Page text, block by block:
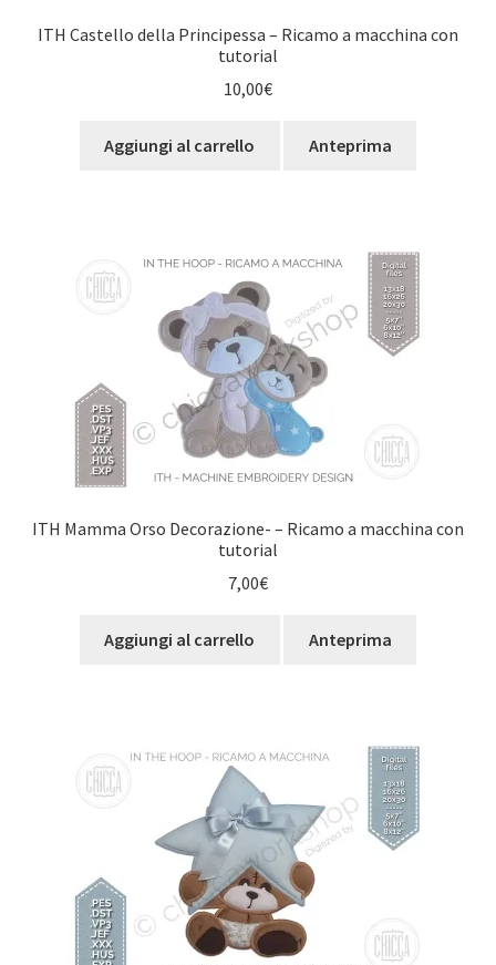
ITH Castello della Principessa – Ricamo a macchina con
tutorial
10,00€
Aggiungi al carrello Anteprima
ITH Mamma Orso Decorazione- – Ricamo a macchina con
tutorial
7,00€
Aggiungi al carrello Anteprima